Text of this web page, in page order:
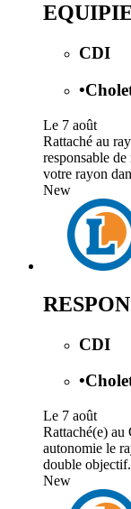
CDI
•
Le 7 août
Rattaché au
responsable
votre rayon
New
CDI
•
Le 7 août
Rattaché(e) au
autonomie le
double
New